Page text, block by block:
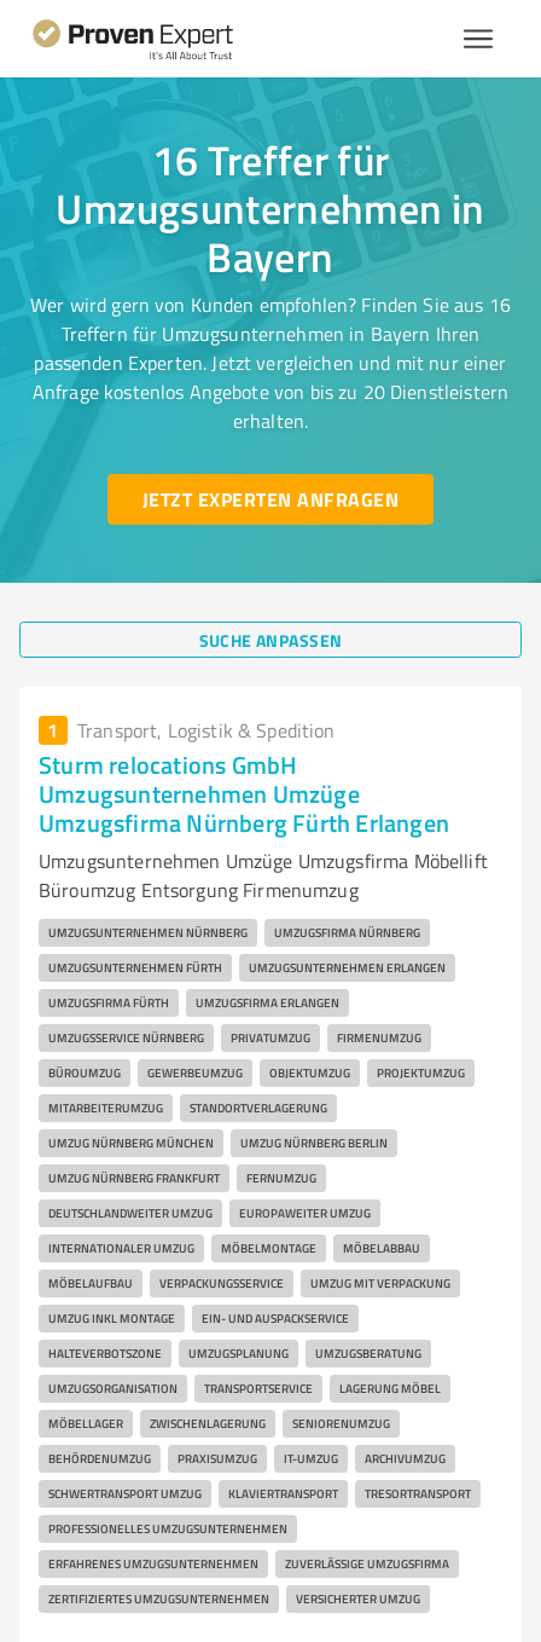
16 Treffer für
Umzugsunternehmen in
Bayern
Wer wird gern von Kunden empfohlen? Finden Sie aus 16
Treffern für Umzugsunternehmen in Bayern Ihren
passenden Experten. Jetzt vergleichen und mit nur einer
Anfrage kostenlos Angebote von bis zu 20 Dienstleistern
erhalten.
JETZT EXPERTEN ANFRAGEN
SUCHE ANPASSEN
1 Transport, Logistik & Spedition
Sturm relocations GmbH
Umzugsunternehmen Umzüge
Umzugsfirma Nürnberg Fürth Erlangen
Umzugsunternehmen Umzüge Umzugsfirma Möbellift
Büroumzug Entsorgung Firmenumzug
UMZUGSUNTERNEHMEN NÜRNBERG UMZUGSFIRMA NÜRNBERG
UMZUGSUNTERNEHMEN FÜRTH UMZUGSUNTERNEHMEN ERLANGEN
UMZUGSFIRMA FÜRTH UMZUGSFIRMA ERLANGEN
UMZUGSSERVICE NÜRNBERG PRIVATUMZUG FIRMENUMZUG
BÜROUMZUG GEWERBEUMZUG OBJEKTUMZUG PROJEKTUMZUG
MITARBEITERUMZUG STANDORTVERLAGERUNG
UMZUG NÜRNBERG MÜNCHEN UMZUG NÜRNBERG BERLIN
UMZUG NÜRNBERG FRANKFURT FERNUMZUG
DEUTSCHLANDWEITER UMZUG EUROPAWEITER UMZUG
INTERNATIONALER UMZUG MÖBELMONTAGE MÖBELABBAU
MÖBELAUFBAU VERPACKUNGSSERVICE UMZUG MIT VERPACKUNG
UMZUG INKL MONTAGE EIN- UND AUSPACKSERVICE
HALTEVERBOTSZONE UMZUGSPLANUNG UMZUGSBERATUNG
UMZUGSORGANISATION TRANSPORTSERVICE LAGERUNG MÖBEL
MÖBELLAGER ZWISCHENLAGERUNG SENIORENUMZUG
BEHÖRDENUMZUG PRAXISUMZUG IT-UMZUG ARCHIVUMZUG
SCHWERTRANSPORT UMZUG KLAVIERTRANSPORT TRESORTRANSPORT
PROFESSIONELLES UMZUGSUNTERNEHMEN
ERFAHRENES UMZUGSUNTERNEHMEN ZUVERLÄSSIGE UMZUGSFIRMA
ZERTIFIZIERTES UMZUGSUNTERNEHMEN VERSICHERTER UMZUG